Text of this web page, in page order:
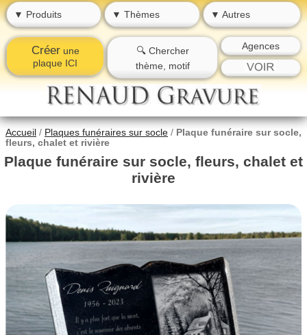
▼ Produits ▼ Thèmes ▼ Autres
Créerune
plaque ICI
🔍 Chercher
thème, motif
Agences
Accueil / Plaques funéraires sur socle / Plaque funéraire sur socle,
fleurs, chalet et rivière
Plaque funéraire sur socle, fleurs, chalet et
rivière